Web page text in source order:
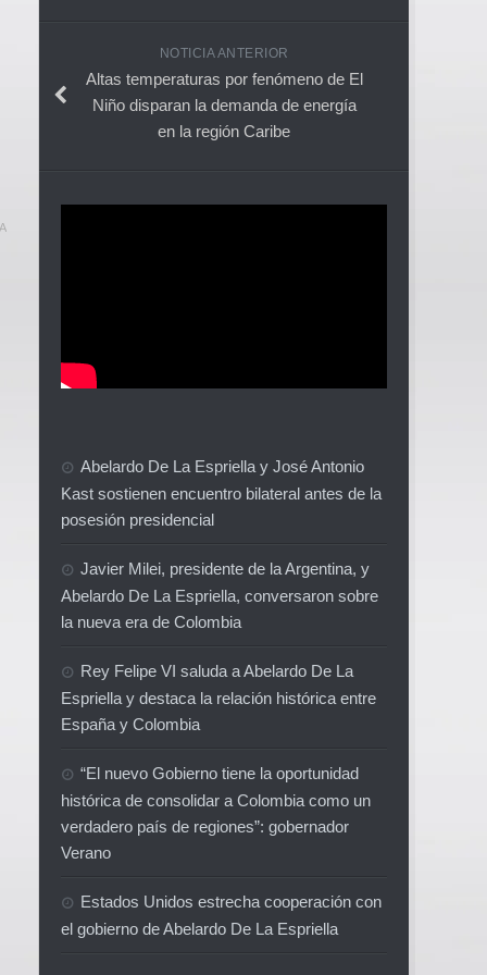
NOTICIA ANTERIOR
Altas temperaturas por fenómeno de El
Niño disparan la demanda de energía
en la región Caribe
Abelardo De La Espriella y José Antonio
Kast sostienen encuentro bilateral antes de la
posesión presidencial
Javier Milei, presidente de la Argentina, y
Abelardo De La Espriella, conversaron sobre
la nueva era de Colombia
Rey Felipe VI saluda a Abelardo De La
Espriella y destaca la relación histórica entre
España y Colombia
“El nuevo Gobierno tiene la oportunidad
histórica de consolidar a Colombia como un
verdadero país de regiones”: gobernador
Verano
Estados Unidos estrecha cooperación con
el gobierno de Abelardo De La Espriella